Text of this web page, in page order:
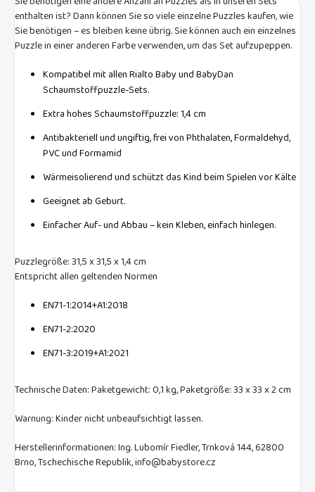
enthalten ist? Dann können Sie so viele einzelne Puzzles kaufen, wie
Sie benötigen – es bleiben keine übrig. Sie können auch ein einzelnes
Puzzle in einer anderen Farbe verwenden, um das Set aufzupeppen.
Kompatibel mit allen Rialto Baby und BabyDan
Schaumstoffpuzzle-Sets.
Extra hohes Schaumstoffpuzzle: 1,4 cm
Antibakteriell und ungiftig, frei von Phthalaten, Formaldehyd,
PVC und Formamid
Wärmeisolierend und schützt das Kind beim Spielen vor Kälte
Geeignet ab Geburt.
Einfacher Auf- und Abbau – kein Kleben, einfach hinlegen.
Puzzlegröße: 31,5 x 31,5 x 1,4 cm
Entspricht allen geltenden Normen
EN71-1:2014+A1:2018
EN71-2:2020
EN71-3:2019+A1:2021
Technische Daten: Paketgewicht: 0,1 kg, Paketgröße: 33 x 33 x 2 cm
Warnung: Kinder nicht unbeaufsichtigt lassen.
Herstellerinformationen: Ing. Lubomír Fiedler, Trnková 144, 62800
Brno, Tschechische Republik, info@babystore.cz